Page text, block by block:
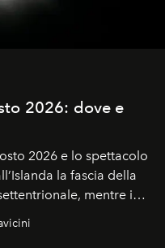
2026: dove e
2026 e lo spettacolo
la fascia della
mentre in
favorite e regole per